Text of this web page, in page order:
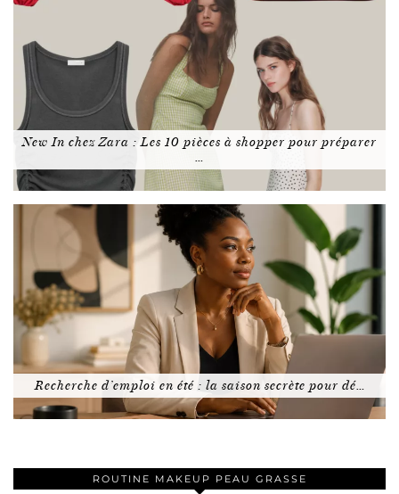
New In chez Zara : Les 10 pièces à shopper pour préparer
…
Recherche d’emploi en été : la saison secrète pour dé…
ROUTINE MAKEUP PEAU GRASSE